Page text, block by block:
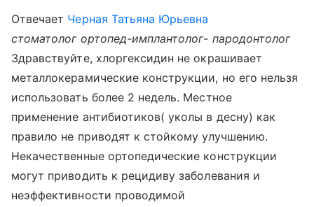
Отвечает Черная Татьяна Юрьевна
стоматолог ортопед-имплантолог- пародонтолог
Здравствуйте, хлоргексидин не окрашивает
металлокерамические конструкции, но его нельзя
использовать более 2 недель. Местное
применение антибиотиков( уколы в десну) как
правило не приводят к стойкому улучшению.
Некачественные ортопедические конструкции
могут приводить к рецидиву заболевания и
неэффективности проводимой